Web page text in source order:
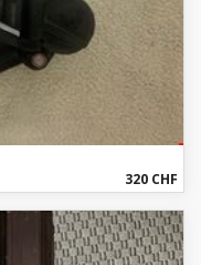
320 CHF